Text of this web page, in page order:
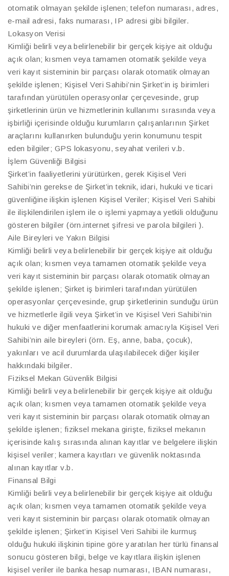
otomatik olmayan şekilde işlenen; telefon numarası, adres,
e-mail adresi, faks numarası, IP adresi gibi bilgiler.
Lokasyon Verisi
Kimliği belirli veya belirlenebilir bir gerçek kişiye ait olduğu
açık olan; kısmen veya tamamen otomatik şekilde veya
veri kayıt sisteminin bir parçası olarak otomatik olmayan
şekilde işlenen; Kişisel Veri Sahibi’nin Şirket’in iş birimleri
tarafından yürütülen operasyonlar çerçevesinde, grup
şirketlerinin ürün ve hizmetlerinin kullanımı sırasında veya
işbirliği içerisinde olduğu kurumların çalışanlarının Şirket
araçlarını kullanırken bulunduğu yerin konumunu tespit
eden bilgiler; GPS lokasyonu, seyahat verileri v.b.
İşlem Güvenliği Bilgisi
Şirket’in faaliyetlerini yürütürken, gerek Kişisel Veri
Sahibi’nin gerekse de Şirket’in teknik, idari, hukuki ve ticari
güvenliğine ilişkin işlenen Kişisel Veriler; Kişisel Veri Sahibi
ile ilişkilendirilen işlem ile o işlemi yapmaya yetkili olduğunu
gösteren bilgiler (örn.internet şifresi ve parola bilgileri ).
Aile Bireyleri ve Yakın Bilgisi
Kimliği belirli veya belirlenebilir bir gerçek kişiye ait olduğu
açık olan; kısmen veya tamamen otomatik şekilde veya
veri kayıt sisteminin bir parçası olarak otomatik olmayan
şekilde işlenen; Şirket iş birimleri tarafından yürütülen
operasyonlar çerçevesinde, grup şirketlerinin sunduğu ürün
ve hizmetlerle ilgili veya Şirket’in ve Kişisel Veri Sahibi’nin
hukuki ve diğer menfaatlerini korumak amacıyla Kişisel Veri
Sahibi’nin aile bireyleri (örn. Eş, anne, baba, çocuk),
yakınları ve acil durumlarda ulaşılabilecek diğer kişiler
hakkındaki bilgiler.
Fiziksel Mekan Güvenlik Bilgisi
Kimliği belirli veya belirlenebilir bir gerçek kişiye ait olduğu
açık olan; kısmen veya tamamen otomatik şekilde veya
veri kayıt sisteminin bir parçası olarak otomatik olmayan
şekilde işlenen; fiziksel mekana girişte, fiziksel mekanın
içerisinde kalış sırasında alınan kayıtlar ve belgelere ilişkin
kişisel veriler; kamera kayıtları ve güvenlik noktasında
alınan kayıtlar v.b.
Finansal Bilgi
Kimliği belirli veya belirlenebilir bir gerçek kişiye ait olduğu
açık olan; kısmen veya tamamen otomatik şekilde veya
veri kayıt sisteminin bir parçası olarak otomatik olmayan
şekilde işlenen; Şirket’in Kişisel Veri Sahibi ile kurmuş
olduğu hukuki ilişkinin tipine göre yaratılan her türlü finansal
sonucu gösteren bilgi, belge ve kayıtlara ilişkin işlenen
kişisel veriler ile banka hesap numarası, IBAN numarası,